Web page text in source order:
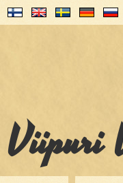
Viipuri